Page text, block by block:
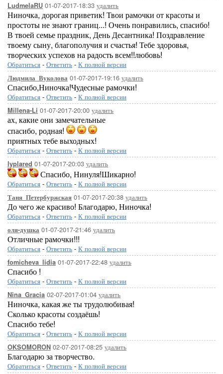
LudmelaRU 01-07-2017-18:33 удалить
Ниночка, дорогая приветик! Твои рамочки от красоты и
простоты не знают границ...! Очень понравились, спасибо!
В твоей семье праздник, День Десантника! Поздравление
твоему сыну, благополучия и счастья! Тебе здоровья,
творческих успехов на радость всем!!любовь!
Обратиться - Ответить - К полной версии
Людмила_Вуколова 01-07-2017-19:16 удалить
Спасибо,Ниночка!Чудесные рамочки!
Обратиться - Ответить - К полной версии
Millena-Li 01-07-2017-20:00 удалить
ах, какие они замечательные
спасибо, родная!
приятных тебе выходных!
Обратиться - Ответить - К полной версии
lyplared 01-07-2017-20:03 удалить
Спасибо, Нинуля!Шикарно!
Обратиться - Ответить - К полной версии
Таня_Петербуржская 01-07-2017-20:38 удалить
До чего же красиво! Благодарю, Ниночка!
Обратиться - Ответить - К полной версии
оля-душка 01-07-2017-21:46 удалить
Отличные рамочки!!!
Обратиться - Ответить - К полной версии
fomicheva_lidia 01-07-2017-22:48 удалить
Спасибо !
Обратиться - Ответить - К полной версии
Nina_Gracia 02-07-2017-01:04 удалить
Ниночка, какая же ты трудолюбивая!
Сколько красоты создаёшь!
Спасибо тебе!
Обратиться - Ответить - К полной версии
OKSOMORON 02-07-2017-08:25 удалить
Благодарю за творчество.
Обратиться - Ответить - К полной версии